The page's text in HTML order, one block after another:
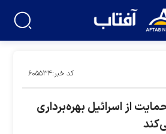
کد خبر:۶۰۵۵۳۴
از اسرائیل بهره‌برداری